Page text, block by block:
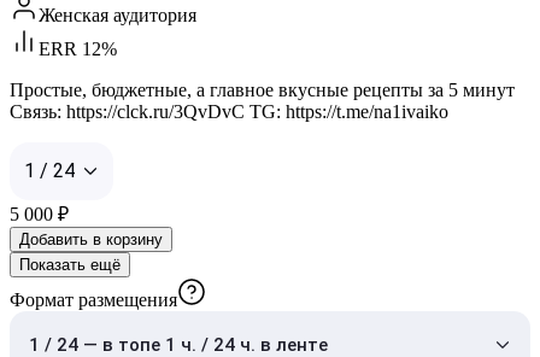
Женская аудитория
ERR 12%
Простые, бюджетные, а главное вкусные рецепты за 5 минут
Связь: https://clck.ru/3QvDvC TG: https://t.me/na1ivaiko
1 / 24
5 000 ₽
Добавить в корзину
Показать ещё
Формат размещения
1 / 24 — в топе 1 ч. / 24 ч. в ленте